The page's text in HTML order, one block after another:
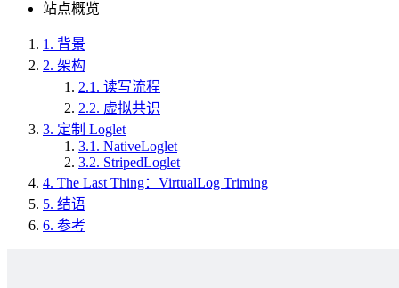
站点概览
1. 背景
2. 架构
2.1. 读写流程
2.2. 虚拟共识
3. 定制 Loglet
3.1. NativeLoglet
3.2. StripedLoglet
4. The Last Thing：VirtualLog Triming
5. 结语
6. 参考